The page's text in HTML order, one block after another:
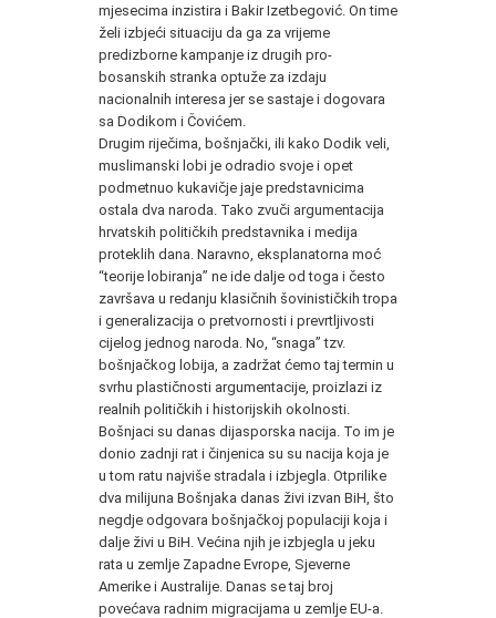
mjesecima inzistira i Bakir Izetbegović. On time
želi izbjeći situaciju da ga za vrijeme
predizborne kampanje iz drugih pro-
bosanskih stranka optuže za izdaju
nacionalnih interesa jer se sastaje i dogovara
sa Dodikom i Čovićem.
Drugim riječima, bošnjački, ili kako Dodik veli,
muslimanski lobi je odradio svoje i opet
podmetnuo kukavičje jaje predstavnicima
ostala dva naroda. Tako zvuči argumentacija
hrvatskih političkih predstavnika i medija
proteklih dana. Naravno, eksplanatorna moć
“teorije lobiranja” ne ide dalje od toga i često
završava u redanju klasičnih šovinističkih tropa
i generalizacija o pretvornosti i prevrtljivosti
cijelog jednog naroda. No, “snaga” tzv.
bošnjačkog lobija, a zadržat ćemo taj termin u
svrhu plastičnosti argumentacije, proizlazi iz
realnih političkih i historijskih okolnosti.
Bošnjaci su danas dijasporska nacija. To im je
donio zadnji rat i činjenica su su nacija koja je
u tom ratu najviše stradala i izbjegla. Otprilike
dva milijuna Bošnjaka danas živi izvan BiH, što
negdje odgovara bošnjačkoj populaciji koja i
dalje živi u BiH. Većina njih je izbjegla u jeku
rata u zemlje Zapadne Evrope, Sjeverne
Amerike i Australije. Danas se taj broj
povećava radnim migracijama u zemlje EU-a.